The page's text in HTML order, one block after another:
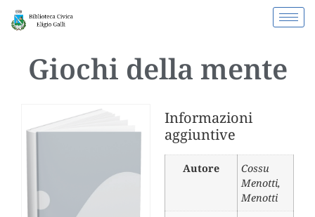
Giochi della mente
Informazioni
aggiuntive
Autore
Cossu
Menotti,
Menotti